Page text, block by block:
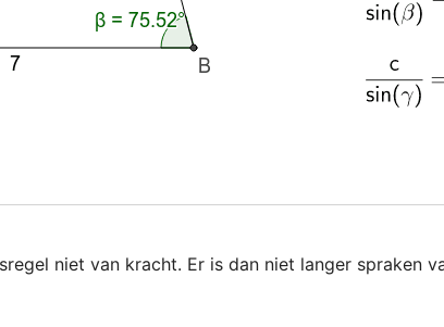
niet van kracht. Er is dan niet langer spraken